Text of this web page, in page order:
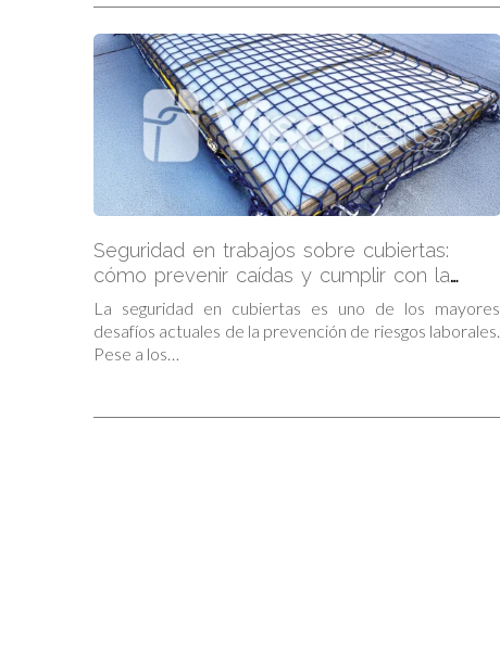
Seguridad en trabajos sobre cubiertas:
cómo prevenir caídas y cumplir con la
normativa
La seguridad en cubiertas es uno de los mayores
desafíos actuales de la prevención de riesgos laborales.
Pese a los…